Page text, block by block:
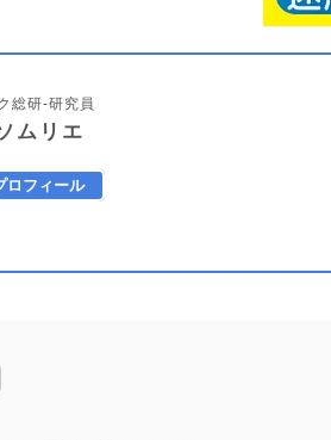
総研-研究員
ムリエ
ロフィール